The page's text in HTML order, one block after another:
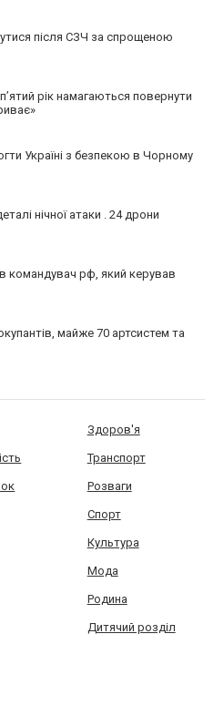
після СЗЧ за спрощеною
рік намагаються повернути
Україні з безпекою в Чорному
нічної атаки . 24 дрони
командувач рф, який керував
майже 70 артсистем та
Здоров'я
Транспорт
Розваги
Спорт
Культура
Мода
Родина
Дитячий розділ